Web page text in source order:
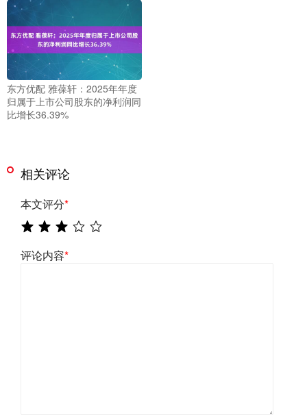
东方优配 雅葆轩：2025年年度
归属于上市公司股东的净利润同
比增长36.39%
相关评论
本文评分*
评论内容*